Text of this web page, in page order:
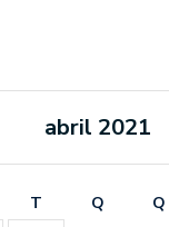
abril 2021
T Q Q